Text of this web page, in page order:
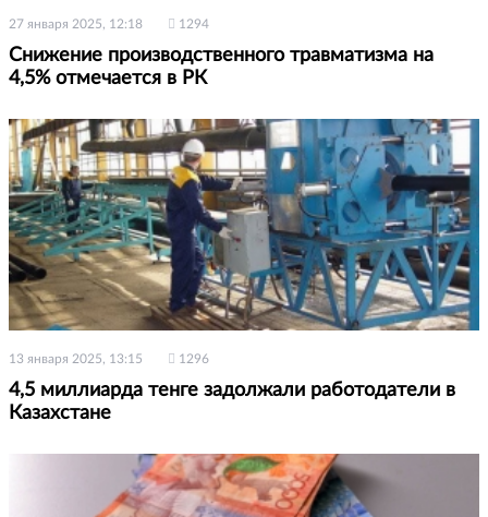
27 января 2025, 12:18 1294
Снижение производственного травматизма на
4,5% отмечается в РК
13 января 2025, 13:15 1296
4,5 миллиарда тенге задолжали работодатели в
Казахстане